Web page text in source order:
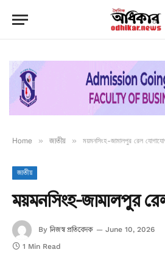
Home » জাতীয় » ময়মনসিংহ-জামালপুর রেল
জাতীয়
ময়মনসিংহ-জামালপুর
By নিজস্ব প্রতিবেদক June 10, 2026
1 Min Read